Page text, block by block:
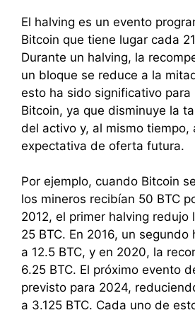
El halving es un evento
Bitcoin que tiene lugar cada
Durante un halving, la
un bloque se reduce a la
esto ha sido significativo para
Bitcoin, ya que disminuye la
del activo y, al mismo tiempo,
expectativa de oferta futura.
Por ejemplo, cuando Bitcoin
los mineros recibían 50 BTC
2012, el primer halving redujo
25 BTC. En 2016, un
a 12.5 BTC, y en 2020, la
6.25 BTC. El próximo evento
previsto para 2024,
a 3.125 BTC. Cada uno de